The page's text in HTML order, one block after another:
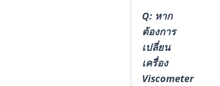
Q: หาก
ต้องการ
เปลี่ยน
เครื่อง
Viscometer